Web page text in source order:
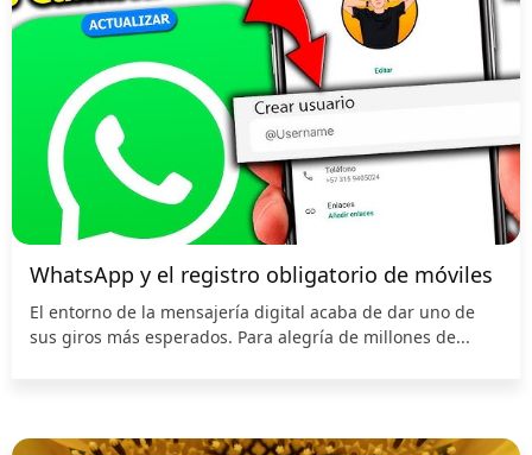
WhatsApp y el registro obligatorio de móviles
El entorno de la mensajería digital acaba de dar uno de
sus giros más esperados. Para alegría de millones de...